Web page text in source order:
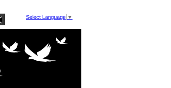
Select Language ▼